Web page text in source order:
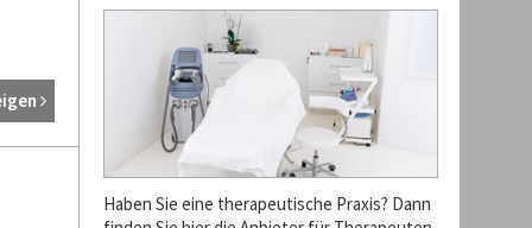
Haben Sie eine therapeutische Praxis? Dann